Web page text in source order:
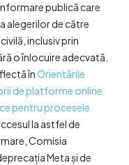
publică care
alegerilor de către
inclusiv prin
o înlocuire adecvată.
înOrientările
de platforme online
pentru procesele
la astfel de
Comisia
Meta și de